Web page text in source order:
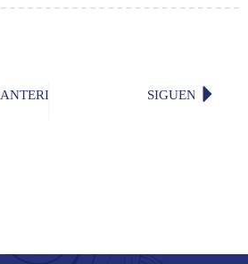
ANTERIOR «In memoriam» (José María Pemán)
SIGUENTE